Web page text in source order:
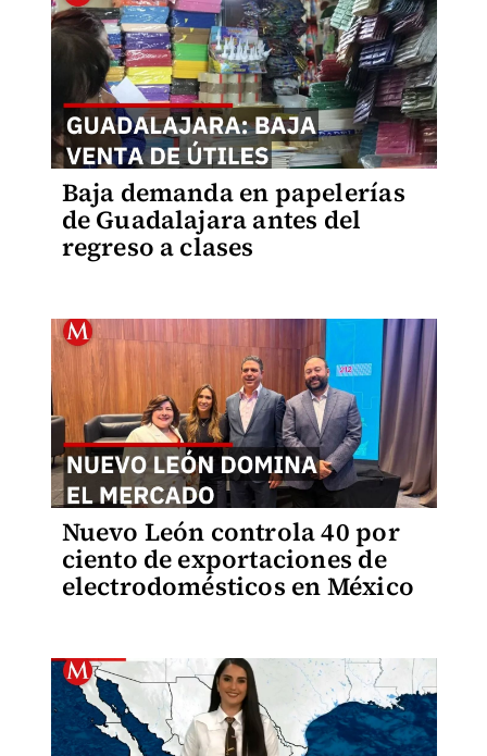
Baja demanda en papelerías
de Guadalajara antes del
regreso a clases
Nuevo León controla 40 por
ciento de exportaciones de
electrodomésticos en México